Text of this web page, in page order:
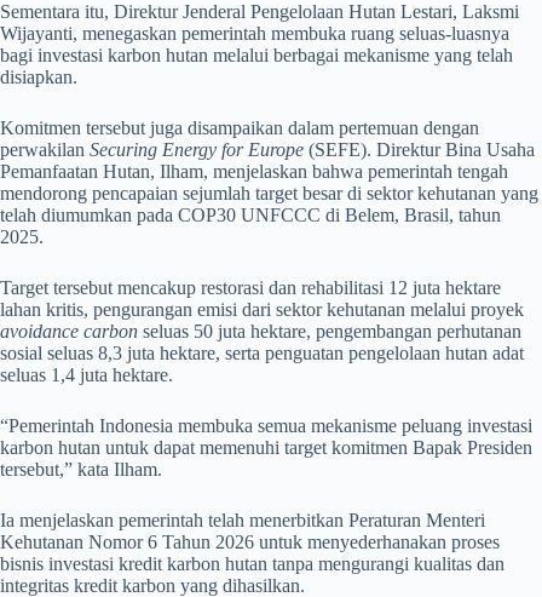
Sementara itu, Direktur Jenderal Pengelolaan Hutan Lestari, Laksmi
Wijayanti, menegaskan pemerintah membuka ruang seluas-luasnya
bagi investasi karbon hutan melalui berbagai mekanisme yang telah
disiapkan.
Komitmen tersebut juga disampaikan dalam pertemuan dengan
perwakilan Securing Energy for Europe (SEFE). Direktur Bina Usaha
Pemanfaatan Hutan, Ilham, menjelaskan bahwa pemerintah tengah
mendorong pencapaian sejumlah target besar di sektor kehutanan yang
telah diumumkan pada COP30 UNFCCC di Belem, Brasil, tahun
2025.
Target tersebut mencakup restorasi dan rehabilitasi 12 juta hektare
lahan kritis, pengurangan emisi dari sektor kehutanan melalui proyek
avoidance carbon seluas 50 juta hektare, pengembangan perhutanan
sosial seluas 8,3 juta hektare, serta penguatan pengelolaan hutan adat
seluas 1,4 juta hektare.
“Pemerintah Indonesia membuka semua mekanisme peluang investasi
karbon hutan untuk dapat memenuhi target komitmen Bapak Presiden
tersebut,” kata Ilham.
Ia menjelaskan pemerintah telah menerbitkan Peraturan Menteri
Kehutanan Nomor 6 Tahun 2026 untuk menyederhanakan proses
bisnis investasi kredit karbon hutan tanpa mengurangi kualitas dan
integritas kredit karbon yang dihasilkan.